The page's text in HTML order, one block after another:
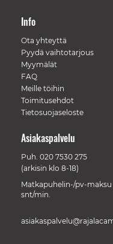
Info
Ota yhteyttä
Pyydä vaihtotarjous
Myymälät
FAQ
Meille töihin
Toimitusehdot
Tietosuojaseloste
Asiakaspalvelu
Puh. 020 7530 275
(arkisin klo 8-18)
Matkapuhelin-/pv-maksu
snt/min.